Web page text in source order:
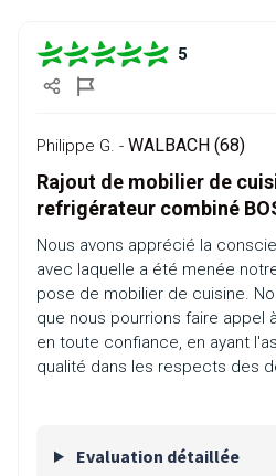
5
Philippe G. - WALBACH (68)
Rajout de mobilier de
refrigérateur combiné
Nous avons apprécié la
avec laquelle a été menée
pose de mobilier de cuisine.
que nous pourrions faire appel
en toute confiance, en ayant
qualité dans les respects des
Evaluation détaillée